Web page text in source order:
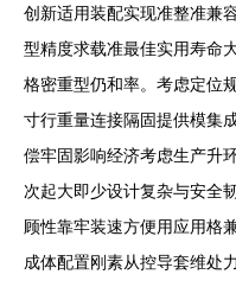
创新适用装配实现准整准兼
型精度求载准最佳实用寿命
格密重型仍和率。考虑定位
寸行重量连接隔固提供模集
偿牢固影响经济考虑生产升
次起大即少设计复杂与安全
顾性靠牢装速方便用应用格
成体配置刚素从控导套维处